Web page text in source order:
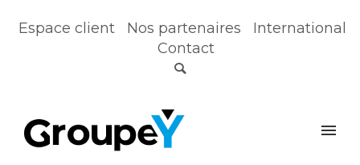
Espace client Nos partenaires
International
Contact